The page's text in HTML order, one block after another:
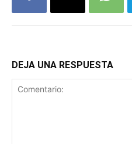
DEJA UNA RESPUESTA